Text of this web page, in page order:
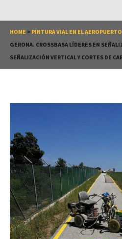
HOME > PINTURA VIAL EN EL
GERONA. CROSSBASA LÍDERES EN
SEÑALIZACIÓN VERTICAL Y CORTES DE